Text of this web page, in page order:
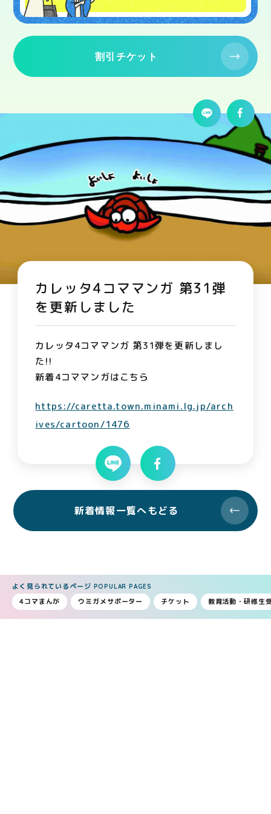
よく見られているページ POPULAR PAGES
4コマまんが ウミガメサポーター チケット 教育活動・研修生
割引チケット
カレッタ4コママンガ 第31弾
を更新しました
カレッタ4コママンガ 第31弾を更新しまし
た!!
新着4コママンガはこちら
https://caretta.town.minami.lg.jp/arch
ives/cartoon/1476
新着情報一覧へもどる